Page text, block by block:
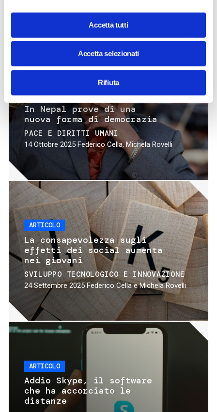
Accetta tutti
Accetta selezionati
Rifiuta
16 Settembre 2025 Sergio Matteo Savaresi
ARTICOLO
In Nepal prove di una
nuova forma di democrazia
PACE E DIRITTI UMANI
14 Ottobre 2025 Federico Cella, Michela Rovelli
ARTICOLO
La consapevolezza sugli
effetti dei social aumenta
nei giovani
SVILUPPO TECNOLOGICO E INNOVAZIONE
24 Settembre 2025 Federico Cella e Michela Rovelli
ARTICOLO
Addio Skype, il software
che ha accorciato le
distanze